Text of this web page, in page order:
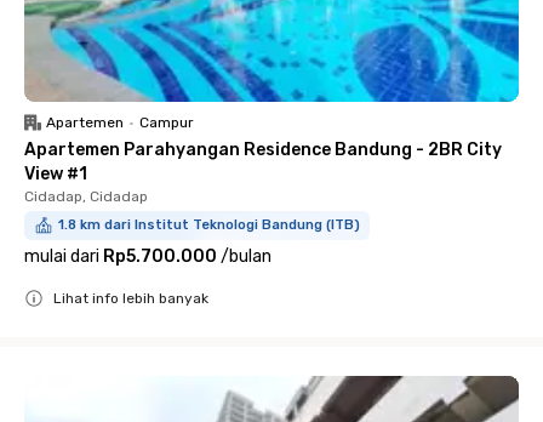
Apartemen • Campur
Apartemen Parahyangan Residence Bandung - 2BR City
View #1
Cidadap, Cidadap
1.8 km dari Institut Teknologi Bandung (ITB)
mulai dari Rp5.700.000 /bulan
Lihat info lebih banyak